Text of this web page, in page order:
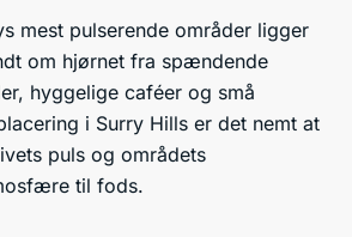
mest pulserende områder ligger
om hjørnet fra spændende
hyggelige caféer og små
i Surry Hills er det nemt at
puls og områdets
til fods.